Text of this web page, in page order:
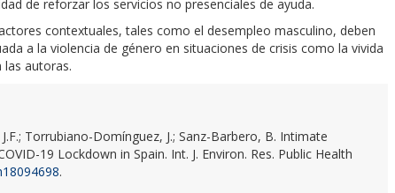
de reforzar los servicios no presenciales de ayuda.
contextuales, tales como el desempleo masculino, deben
a la violencia de género en situaciones de crisis como la vivida
las autoras.
Torrubiano-Domínguez, J.; Sanz-Barbero, B. Intimate
19 Lockdown in Spain. Int. J. Environ. Res. Public Health
.